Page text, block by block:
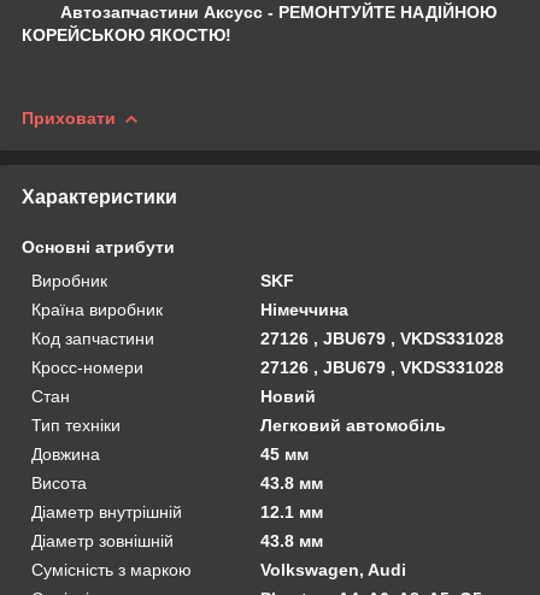
Автозапчастини Аксусс - РЕМОНТУЙТЕ НАДІЙНОЮ
КОРЕЙСЬКОЮ ЯКОСТЮ!
Приховати
Характеристики
Основні атрибути
Виробник
SKF
Країна виробник
Німеччина
Код запчастини
27126 , JBU679 , VKDS331028
Кросс-номери
27126 , JBU679 , VKDS331028
Стан
Новий
Тип техніки
Легковий автомобіль
Довжина
45 мм
Висота
43.8 мм
Діаметр внутрішній
12.1 мм
Діаметр зовнішній
43.8 мм
Сумісність з маркою
Volkswagen, Audi